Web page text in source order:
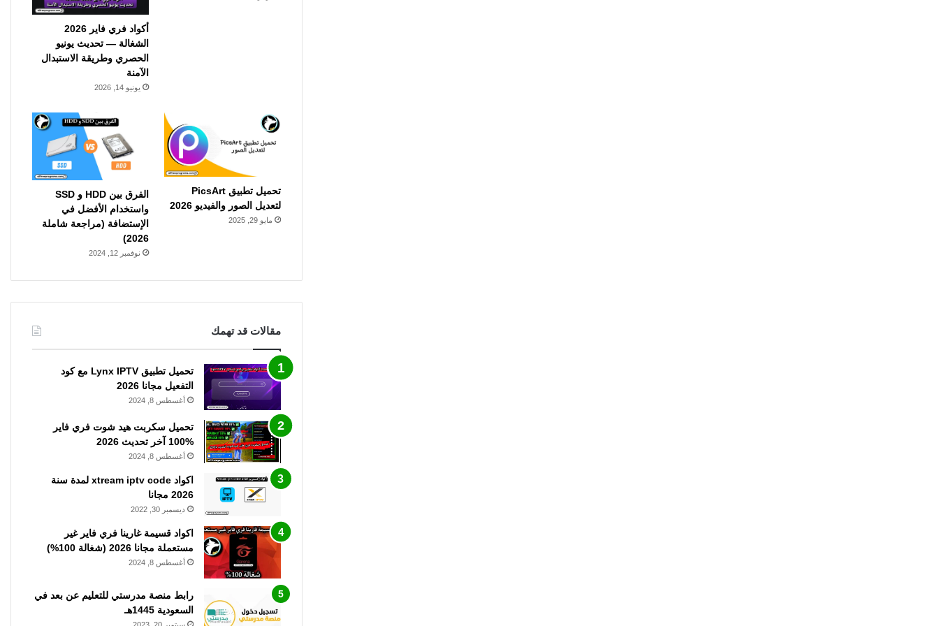
أكواد فري فاير 2026
الشغالة — تحديث يونيو
الحصري وطريقة الاستبدال
الآمنة
يونيو 14, 2026
تحميل تطبيق PicsArt
لتعديل الصور والفيديو 2026
مايو 29, 2025
الفرق بين HDD و SSD
واستخدام الأفضل في
الإستضافة (مراجعة شاملة
2026)
نوفمبر 12, 2024
مقالات قد تهمك
تحميل تطبيق Lynx IPTV مع كود
التفعيل مجانا 2026
أغسطس 8, 2024
تحميل سكربت هيد شوت فري فاير
%100 آخر تحديث 2026
أغسطس 8, 2024
اكواد xtream iptv code لمدة سنة
2026 مجانا
ديسمبر 30, 2022
اكواد قسيمة غارينا فري فاير غير
مستعملة مجانا 2026 (شغالة 100%)
أغسطس 8, 2024
رابط منصة مدرستي للتعليم عن بعد في
السعودية 1445هـ